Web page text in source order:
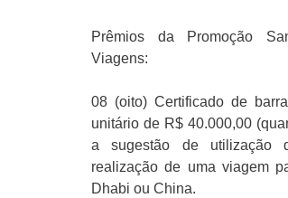
Prêmios da Promoção
Viagens:
08 (oito) Certificado de
unitário de R$ 40.000,00
a sugestão de utilização
realização de uma viagem
Dhabi ou China.